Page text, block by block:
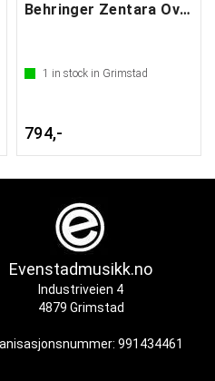
Behringer Zentara Overdrive
1 in stock in Grimstad
794,-
Evenstadmusikk.no
Industriveien 4
4879 Grimstad
991434461